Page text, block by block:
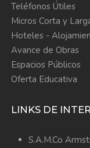
Teléfonos Útiles
Micros Corta y
Hoteles -
Avance de Obras
Espacios Públicos
Oferta Educativa
LINKS DE
S.A.M.Co